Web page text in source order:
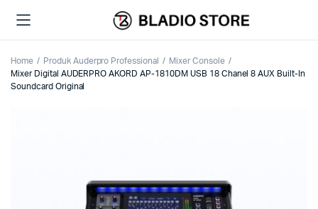
Home Produk Auderpro Professional
Mixer Console
Mixer Digital AUDERPRO AKORD AP-1810DM USB 18 Chanel 8 AUX Built-In
Soundcard Original